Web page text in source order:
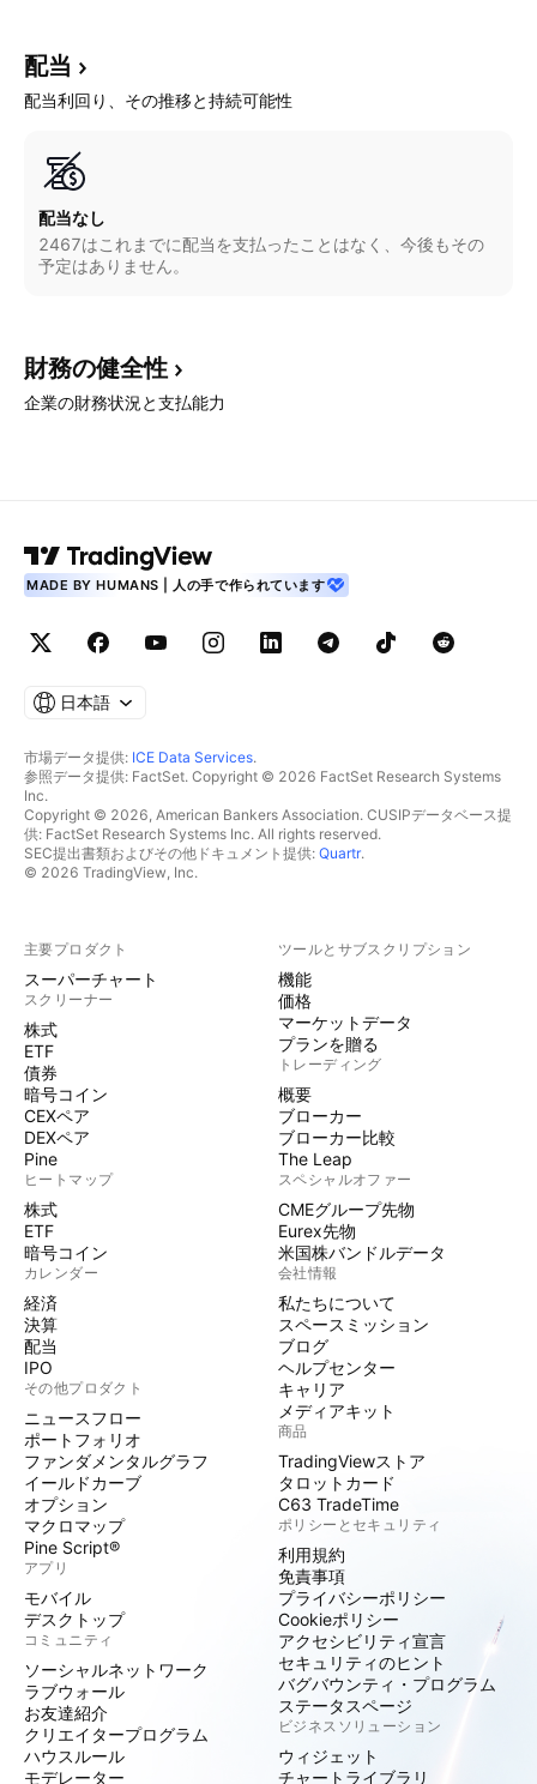
配当
配当利回り、その推移と持続可能性
配当なし
2467はこれまでに配当を支払ったことはなく、今後もその
予定はありません。
財務の健全性
企業の財務状況と支払能力
MADE BY HUMANS | 人の手で作られています
日本語
市場データ提供: ICE Data Services.
参照データ提供: FactSet. Copyright © 2026 FactSet Research Systems
Inc.
Copyright © 2026, American Bankers Association. CUSIPデータベース提
供: FactSet Research Systems Inc. All rights reserved.
SEC提出書類およびその他ドキュメント提供: Quartr.
© 2026 TradingView, Inc.
主要プロダクト
スーパーチャート
スクリーナー
株式
ETF
債券
暗号コイン
CEXペア
DEXペア
Pine
ヒートマップ
株式
ETF
暗号コイン
カレンダー
経済
決算
配当
IPO
その他プロダクト
ニュースフロー
ポートフォリオ
ファンダメンタルグラフ
イールドカーブ
オプション
マクロマップ
Pine Script®
アプリ
モバイル
デスクトップ
コミュニティ
ソーシャルネットワーク
ラブウォール
お友達紹介
クリエイタープログラム
ハウスルール
モデレーター
ツールとサブスクリプション
機能
価格
マーケットデータ
プランを贈る
トレーディング
概要
ブローカー
ブローカー比較
The Leap
スペシャルオファー
CMEグループ先物
Eurex先物
米国株バンドルデータ
会社情報
私たちについて
スペースミッション
ブログ
ヘルプセンター
キャリア
メディアキット
商品
TradingViewストア
タロットカード
C63 TradeTime
ポリシーとセキュリティ
利用規約
免責事項
プライバシーポリシー
Cookieポリシー
アクセシビリティ宣言
セキュリティのヒント
バグバウンティ・プログラム
ステータスページ
ビジネスソリューション
ウィジェット
チャートライブラリ